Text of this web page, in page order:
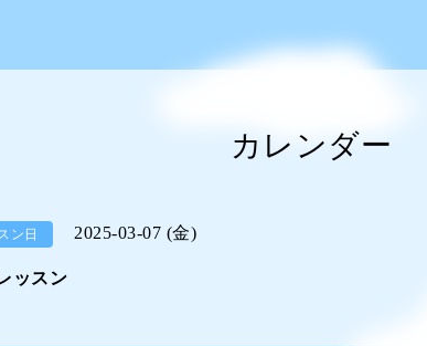
カレンダー
ン日 2025-03-07 (金)
ッスン